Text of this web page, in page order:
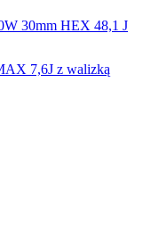
30mm HEX 48,1 J